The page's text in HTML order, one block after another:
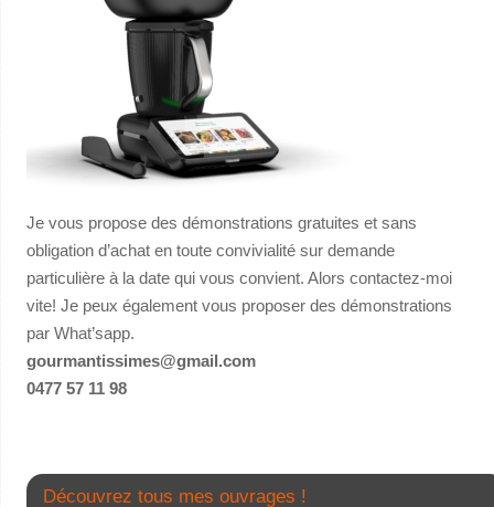
Je vous propose des démonstrations gratuites et sans
obligation d’achat en toute convivialité sur demande
particulière à la date qui vous convient. Alors contactez-moi
vite! Je peux également vous proposer des démonstrations
par What’sapp.
gourmantissimes@gmail.com
0477 57 11 98
Découvrez tous mes ouvrages !